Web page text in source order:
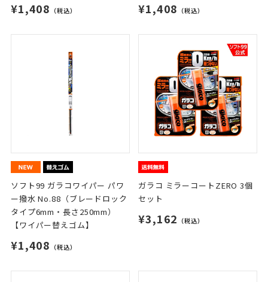
¥1,408 （税込） ¥1,408 （税込）
ソフト99 ガラコワイパー パワ
ー撥水 No.88（ブレードロック
タイプ6mm・長さ250mm）
【ワイパー替えゴム】
¥1,408 （税込）
ガラコ ミラーコートZERO 3個
セット
¥3,162 （税込）